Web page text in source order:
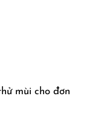
mùi cho đơn